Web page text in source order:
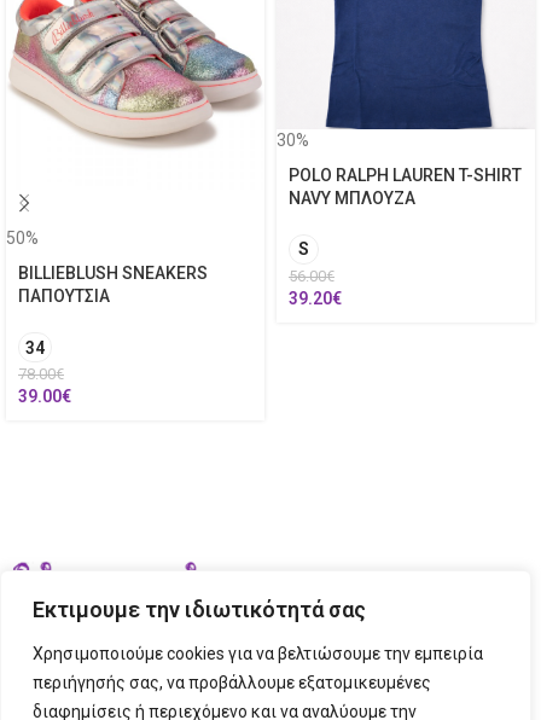
Εκτιμουμε την ιδιωτικότητά σας
Χρησιμοποιούμε cookies για να βελτιώσουμε την εμπειρία
περιήγησής σας, να προβάλλουμε εξατομικευμένες
διαφημίσεις ή περιεχόμενο και να αναλύουμε την
50%
BILLIEBLUSH SNEAKERS
ΠΑΠΟΥΤΣΙΑ
34
78.00€
39.00€
30%
POLO RALPH LAUREN T-SHIRT
NAVY ΜΠΛΟΥΖΑ
S
56.00€
39.20€